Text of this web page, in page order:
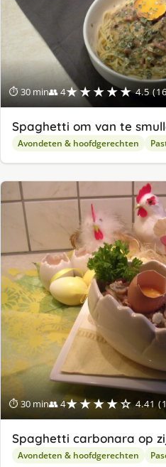
⏱ 30 min👥 4★★★★★ 4.5
Spaghetti om van te
Avondeten & hoofdgerechten
⏱ 30 min👥 4★★★★☆ 4.41
Spaghetti carbonara op
Avondeten & hoofdgerechten